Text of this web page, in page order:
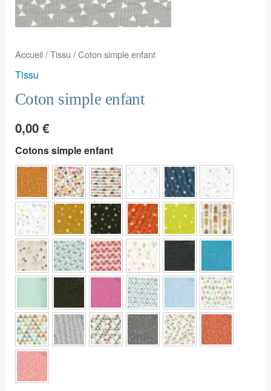
Accueil/Tissu / Coton simple enfant
Tissu
Coton simple enfant
0,00 €
Cotons simple enfant